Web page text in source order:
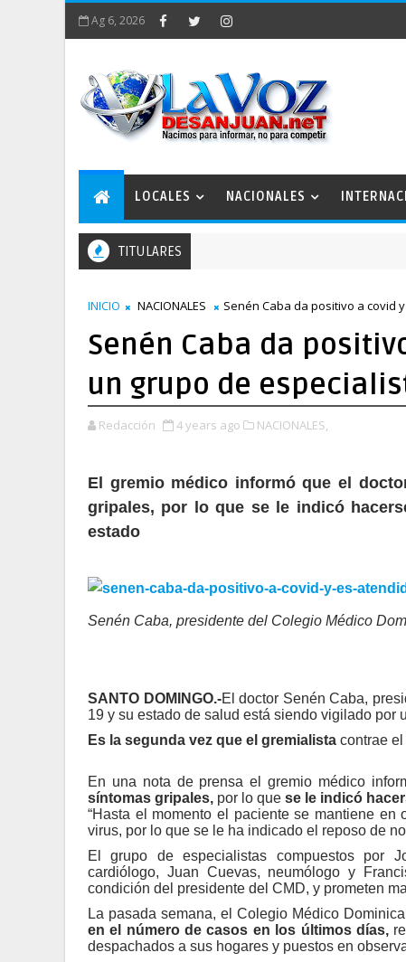
Ag 6, 2026
LOCALES NACIONALES
TITULARES
INICIO NACIONALES Senén Caba da positivo a covid
Senén Caba da
un grupo de
Redacción 4 years ago NACIONALES,
El gremio médico informó que el
gripales, por lo que se le indicó
estado
Senén Caba, presidente del Colegio Médico
SANTO DOMINGO.-El doctor Senén Caba,
19 y su estado de salud está siendo vigilado por
Es la segunda vez que el gremialista contrae
En una nota de prensa el gremio médico
síntomas gripales, por lo que se le indicó
“Hasta el momento el paciente se mantiene en
virus, por lo que se le ha indicado el reposo de
El grupo de especialistas compuestos por
cardiólogo, Juan Cuevas, neumólogo y
condición del presidente del CMD, y prometen
La pasada semana, el Colegio Médico
en el número de casos en los últimos días,
despachados a sus hogares y puestos en